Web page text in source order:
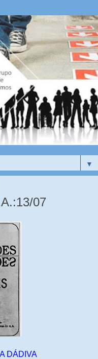
▼
07
DÁDIVA